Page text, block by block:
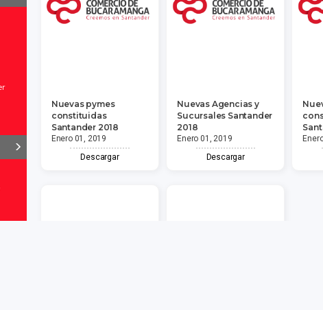
Nuevas pymes
constituidas
Santander 2018
Enero 01, 2019
Descargar
Nuevas Agencias y
Sucursales Santander
2018
Enero 01, 2019
Descargar